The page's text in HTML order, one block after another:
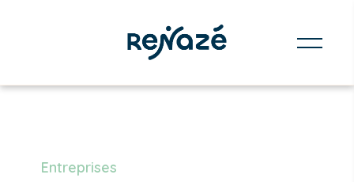
Entreprises